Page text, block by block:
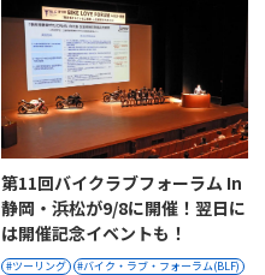
第11回バイクラブフォーラム In
静岡・浜松が9/8に開催！翌日に
は開催記念イベントも！
ツーリング
バイク・ラブ・フォーラム(BLF)